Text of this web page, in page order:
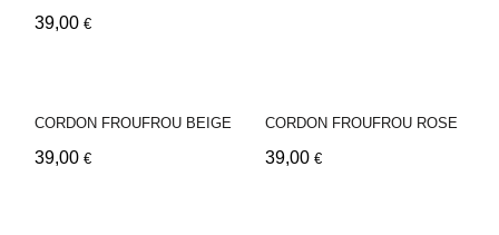
39,00 €
CORDON FROUFROU BEIGE
39,00 €
CORDON FROUFROU ROSE
39,00 €